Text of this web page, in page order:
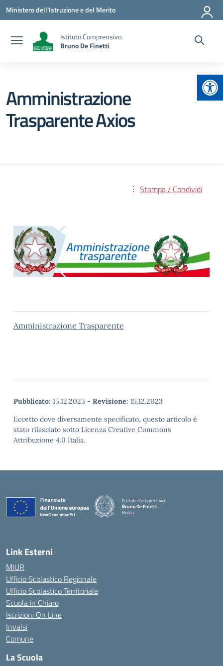
Vai ai contenuti
Vai al menu di navigazione
Vai al footer
Ministero dell'Istruzione e del Merito
Istituto Comprensivo
Bruno De Finetti
Amministrazione
Trasparente Axios
Stampa / Condividi
Amministrazione Trasparente
Pubblicato: 15.12.2023 - Revisione: 15.12.2023
Eccetto dove diversamente specificato, questo articolo è
stato rilasciato sotto Licenza Creative Commons
Attribuzione 4.0 Italia.
Istituto Comprensivo
Bruno De Finetti
Roma
Link Esterni
MIUR
Ufficio Scolastico Regionale
Ufficio Scolastico Territoriale
Scuola in Chiaro
Iscrizioni On Line
Invalsi
Comune
La Scuola